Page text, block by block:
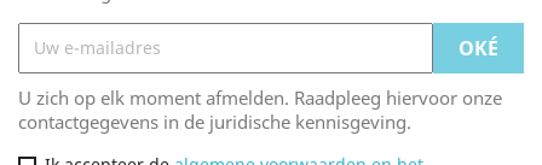
U zich op elk moment afmelden. Raadpleeg hiervoor onze
contactgegevens in de juridische kennisgeving.